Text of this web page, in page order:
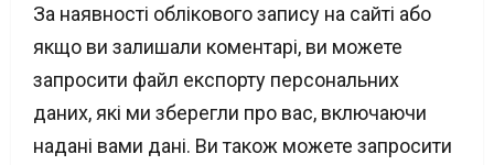
За наявності облікового запису на сайті або
якщо ви залишали коментарі, ви можете
запросити файл експорту персональних
даних, які ми зберегли про вас, включаючи
надані вами дані. Ви також можете запросити